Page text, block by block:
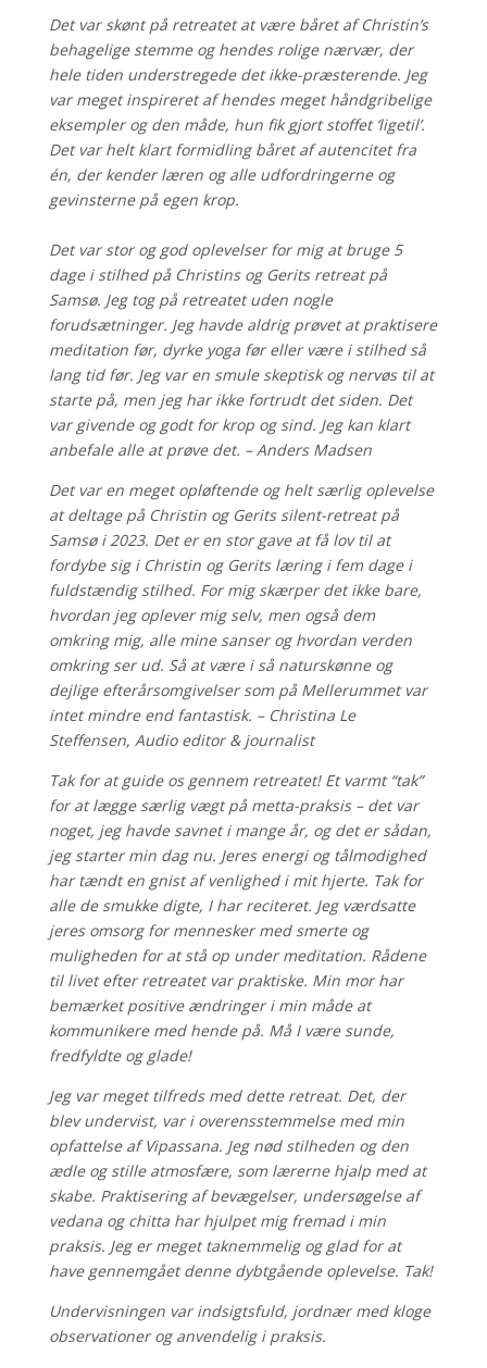
Det var skønt på retreatet at være båret af Christin’s
behagelige stemme og hendes rolige nærvær, der
hele tiden understregede det ikke-præsterende. Jeg
var meget inspireret af hendes meget håndgribelige
eksempler og den måde, hun fik gjort stoffet ‘ligetil’.
Det var helt klart formidling båret af autencitet fra
én, der kender læren og alle udfordringerne og
gevinsterne på egen krop.
Det var stor og god oplevelser for mig at bruge 5
dage i stilhed på Christins og Gerits retreat på
Samsø. Jeg tog på retreatet uden nogle
forudsætninger. Jeg havde aldrig prøvet at praktisere
meditation før, dyrke yoga før eller være i stilhed så
lang tid før. Jeg var en smule skeptisk og nervøs til at
starte på, men jeg har ikke fortrudt det siden. Det
var givende og godt for krop og sind. Jeg kan klart
anbefale alle at prøve det. – Anders Madsen
Det var en meget opløftende og helt særlig oplevelse
at deltage på Christin og Gerits silent-retreat på
Samsø i 2023. Det er en stor gave at få lov til at
fordybe sig i Christin og Gerits læring i fem dage i
fuldstændig stilhed. For mig skærper det ikke bare,
hvordan jeg oplever mig selv, men også dem
omkring mig, alle mine sanser og hvordan verden
omkring ser ud. Så at være i så naturskønne og
dejlige efterårsomgivelser som på Mellerummet var
intet mindre end fantastisk. – Christina Le
Steffensen, Audio editor & journalist
Tak for at guide os gennem retreatet! Et varmt “tak”
for at lægge særlig vægt på metta-praksis – det var
noget, jeg havde savnet i mange år, og det er sådan,
jeg starter min dag nu. Jeres energi og tålmodighed
har tændt en gnist af venlighed i mit hjerte. Tak for
alle de smukke digte, I har reciteret. Jeg værdsatte
jeres omsorg for mennesker med smerte og
muligheden for at stå op under meditation. Rådene
til livet efter retreatet var praktiske. Min mor har
bemærket positive ændringer i min måde at
kommunikere med hende på. Må I være sunde,
fredfyldte og glade!
Jeg var meget tilfreds med dette retreat. Det, der
blev undervist, var i overensstemmelse med min
opfattelse af Vipassana. Jeg nød stilheden og den
ædle og stille atmosfære, som lærerne hjalp med at
skabe. Praktisering af bevægelser, undersøgelse af
vedana og chitta har hjulpet mig fremad i min
praksis. Jeg er meget taknemmelig og glad for at
have gennemgået denne dybtgående oplevelse. Tak!
Undervisningen var indsigtsfuld, jordnær med kloge
observationer og anvendelig i praksis.